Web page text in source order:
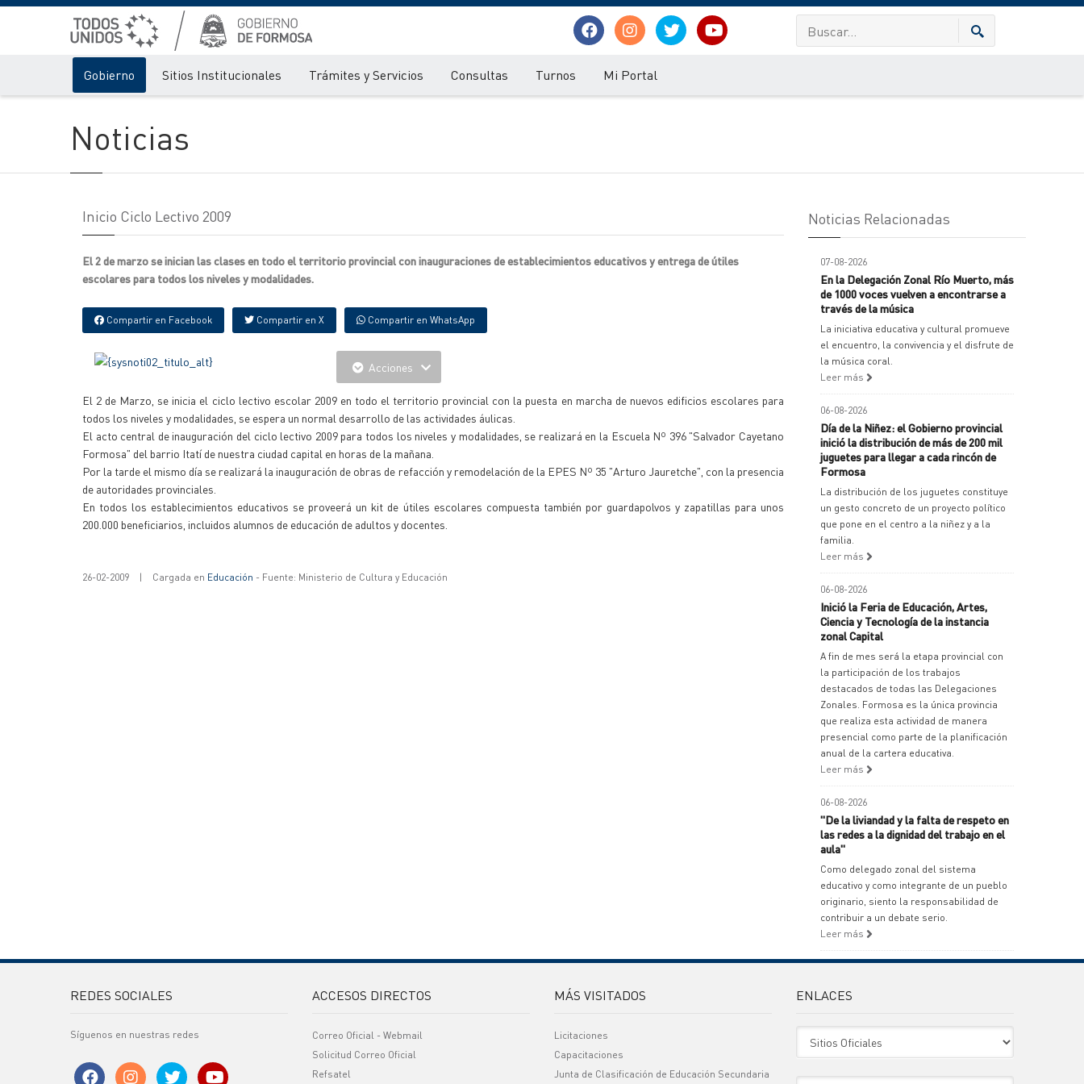
Gobierno Sitios Institucionales Trámites y Servicios Consultas Turnos Mi Portal
Noticias
Inicio Ciclo Lectivo 2009
El 2 de marzo se inician las clases en todo el territorio provincial con inauguraciones de establecimientos educativos y entrega de útiles
escolares para todos los niveles y modalidades.
Compartir en Facebook Compartir en X Compartir en WhatsApp
Acciones
El 2 de Marzo, se inicia el ciclo lectivo escolar 2009 en todo el territorio provincial con la puesta en marcha de nuevos edificios escolares para
todos los niveles y modalidades, se espera un normal desarrollo de las actividades áulicas.
El acto central de inauguración del ciclo lectivo 2009 para todos los niveles y modalidades, se realizará en la Escuela Nº 396 "Salvador Cayetano
Formosa" del barrio Itatí de nuestra ciudad capital en horas de la mañana.
Por la tarde el mismo día se realizará la inauguración de obras de refacción y remodelación de la EPES Nº 35 "Arturo Jauretche", con la presencia
de autoridades provinciales.
En todos los establecimientos educativos se proveerá un kit de útiles escolares compuesta también por guardapolvos y zapatillas para unos
200.000 beneficiarios, incluidos alumnos de educación de adultos y docentes.
26-02-2009 | Cargada en Educación - Fuente: Ministerio de Cultura y Educación
Noticias Relacionadas
07-08-2026
En la Delegación Zonal Río Muerto, más
de 1000 voces vuelven a encontrarse a
través de la música
La iniciativa educativa y cultural promueve
el encuentro, la convivencia y el disfrute de
la música coral.
Leer más
06-08-2026
Día de la Niñez: el Gobierno provincial
inició la distribución de más de 200 mil
juguetes para llegar a cada rincón de
Formosa
La distribución de los juguetes constituye
un gesto concreto de un proyecto político
que pone en el centro a la niñez y a la
familia.
Leer más
06-08-2026
Inició la Feria de Educación, Artes,
Ciencia y Tecnología de la instancia
zonal Capital
A fin de mes será la etapa provincial con
la participación de los trabajos
destacados de todas las Delegaciones
Zonales. Formosa es la única provincia
que realiza esta actividad de manera
presencial como parte de la planificación
anual de la cartera educativa.
Leer más
06-08-2026
"De la liviandad y la falta de respeto en
las redes a la dignidad del trabajo en el
aula"
Como delegado zonal del sistema
educativo y como integrante de un pueblo
originario, siento la responsabilidad de
contribuir a un debate serio.
Leer más
REDES SOCIALES
Síguenos en nuestras redes
ACCESOS DIRECTOS
Correo Oficial - Webmail
Solicitud Correo Oficial
Refsatel
MÁS VISITADOS
Licitaciones
Capacitaciones
Junta de Clasificación de Educación Secundaria
ENLACES